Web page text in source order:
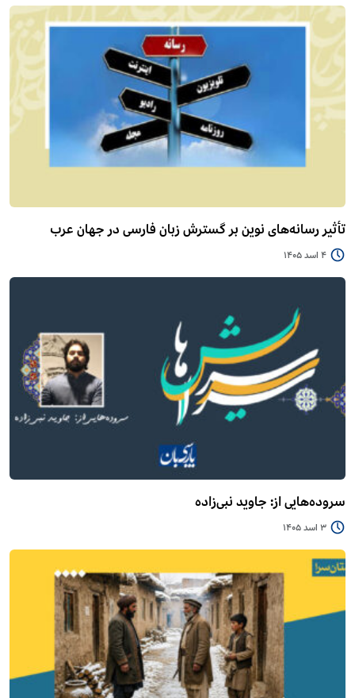
تأثیر رسانه‌های نوین بر گسترش زبان فارسی در جهان عرب
4 اسد 1405
سروده‌هایی از: جاوید نبی‌زاده
3 اسد 1405